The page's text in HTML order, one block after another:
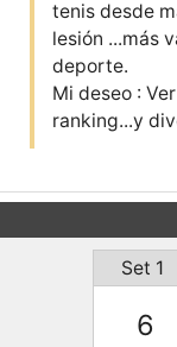
tenis desde
lesión ...más
deporte.
Mi deseo :
Set 1
6